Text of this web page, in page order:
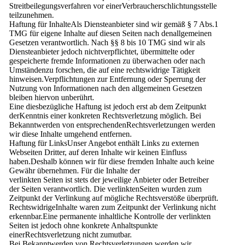
Streitbeilegungsverfahren vor einerVerbraucherschlichtungsstelle
teilzunehmen.
Haftung für InhalteAls Diensteanbieter sind wir gemäß § 7 Abs.1
TMG für eigene Inhalte auf diesen Seiten nach denallgemeinen
Gesetzen verantwortlich. Nach §§ 8 bis 10 TMG sind wir als
Diensteanbieter jedoch nichtverpflichtet, übermittelte oder
gespeicherte fremde Informationen zu überwachen oder nach
Umständenzu forschen, die auf eine rechtswidrige Tätigkeit
hinweisen.Verpflichtungen zur Entfernung oder Sperrung der
Nutzung von Informationen nach den allgemeinen Gesetzen
bleiben hiervon unberührt.
Eine diesbezügliche Haftung ist jedoch erst ab dem Zeitpunkt
derKenntnis einer konkreten Rechtsverletzung möglich. Bei
Bekanntwerden von entsprechendenRechtsverletzungen werden
wir diese Inhalte umgehend entfernen.
Haftung für LinksUnser Angebot enthält Links zu externen
Webseiten Dritter, auf deren Inhalte wir keinen Einfluss
haben.Deshalb können wir für diese fremden Inhalte auch keine
Gewähr übernehmen. Für die Inhalte der
verlinkten Seiten ist stets der jeweilige Anbieter oder Betreiber
der Seiten verantwortlich. Die verlinktenSeiten wurden zum
Zeitpunkt der Verlinkung auf mögliche Rechtsverstöße überprüft.
RechtswidrigeInhalte waren zum Zeitpunkt der Verlinkung nicht
erkennbar.Eine permanente inhaltliche Kontrolle der verlinkten
Seiten ist jedoch ohne konkrete Anhaltspunkte
einerRechtsverletzung nicht zumutbar.